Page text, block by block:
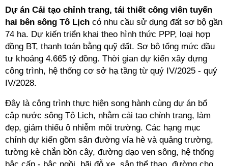
Dự án Cải tạo chỉnh trang, tái thiết công viên tuyến
hai bên sông Tô Lịch có nhu cầu sử dụng đất sơ bộ gần
74 ha. Dự kiến triển khai theo hình thức PPP, loại hợp
đồng BT, thanh toán bằng quỹ đất. Sơ bộ tổng mức đầu
tư khoảng 4.665 tỷ đồng. Thời gian dự kiến xây dựng
công trình, hệ thống cơ sở hạ tầng từ quý IV/2025 - quý
IV/2028.
Đây là công trình thực hiện song hành cùng dự án bổ
cập nước sông Tô Lịch, nhằm cải tạo chỉnh trang, làm
đẹp, giảm thiểu ô nhiễm môi trường. Các hạng mục
chính dự kiến gồm sân đường vỉa hè và quảng trường,
tường kè chắn bồn cây, đường dạo ven sông, hệ thống